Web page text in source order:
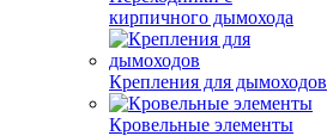
кирпичного дымохода
Крепления для дымоходов
Кровельные элементы